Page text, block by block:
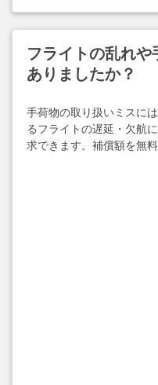
フライトの乱れ
ありましたか？
手荷物の取り扱いミスに
るフライトの遅延・欠航
求できます。補償額を無